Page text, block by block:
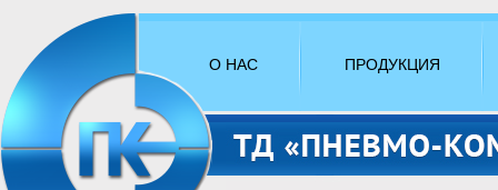
О НАС ПРОДУКЦИЯ